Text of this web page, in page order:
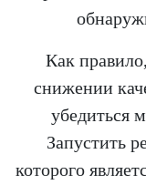
Как
снижении
убедиться
Запустить
которого